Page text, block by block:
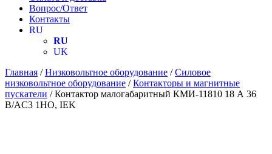
Вопрос/Ответ
Контакты
RU
RU
UK
Главная /Низковольтное оборудование /Силовое
низковольтное оборудование /Контакторы и магнитные
пускатели / Контактор малогабаритный КМИ-11810 18 А 36
В/AC3 1НО, IEK